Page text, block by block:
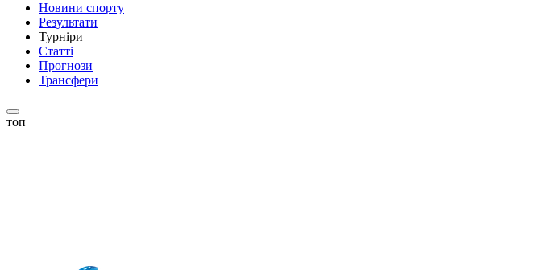
Новини спорту
Результати
Турніри
Статті
Прогнози
Трансфери
топ